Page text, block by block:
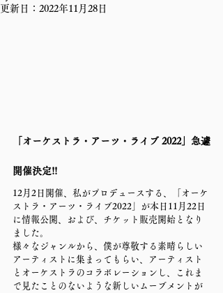
更新日： 2022年11月28日
「オーケストラ・アーツ・ライブ 2022」急遽
開催決定!!
12月2日開催、私がプロデュースする、「オーケ
ストラ・アーツ・ライブ2022」が本日11月22日
に情報公開、および、チケット販売開始となり
ました。
様々なジャンルから、僕が尊敬する素晴らしい
アーティストに集まってもらい、アーティスト
とオーケストラのコラボレーションし、これま
で見たことのないような新しいムーブメントが